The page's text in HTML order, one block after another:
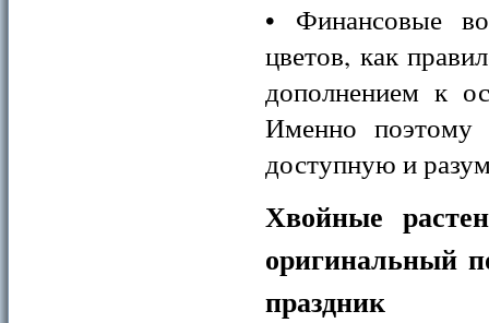
• Финансовые
цветов, как
дополнением к
Именно
доступную и
Хвойные
оригинальный
праздник